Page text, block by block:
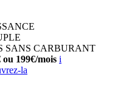
SANS CARBURANT
199€/mois i
la